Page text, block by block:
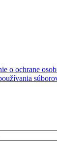
o ochrane